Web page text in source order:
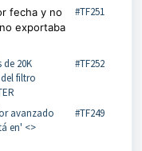
fecha y no
exportaba
#TF251
20K
filtro
#TF252
avanzado
en' <>
#TF249